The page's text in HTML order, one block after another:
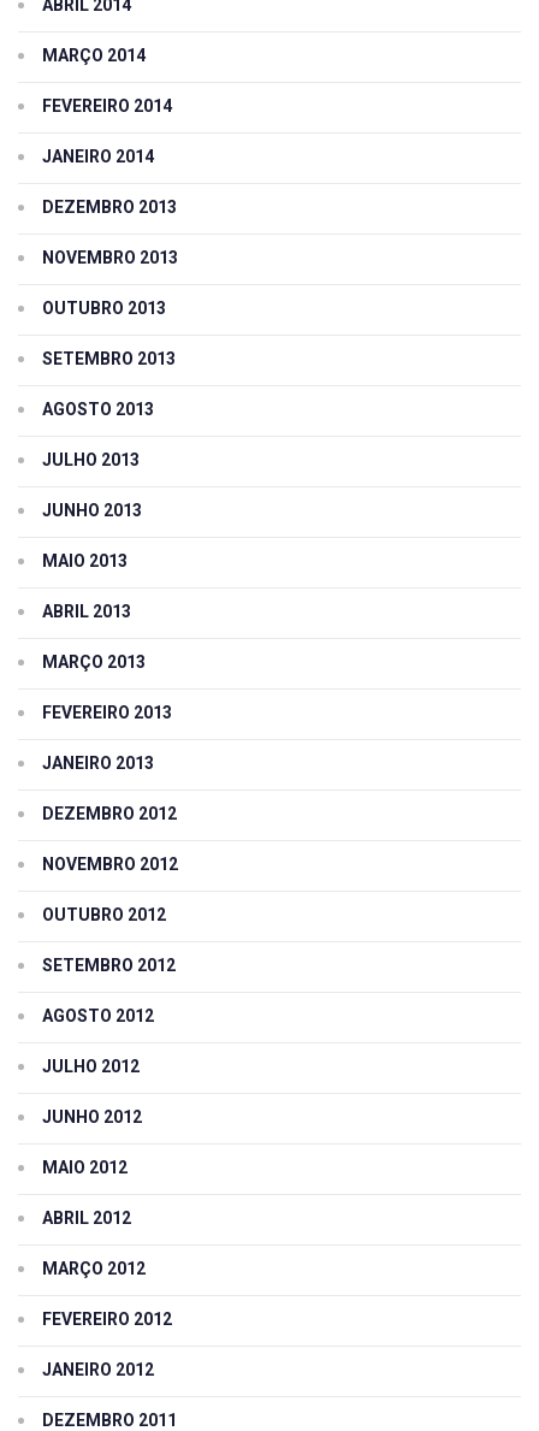
ABRIL 2014
MARÇO 2014
FEVEREIRO 2014
JANEIRO 2014
DEZEMBRO 2013
NOVEMBRO 2013
OUTUBRO 2013
SETEMBRO 2013
AGOSTO 2013
JULHO 2013
JUNHO 2013
MAIO 2013
ABRIL 2013
MARÇO 2013
FEVEREIRO 2013
JANEIRO 2013
DEZEMBRO 2012
NOVEMBRO 2012
OUTUBRO 2012
SETEMBRO 2012
AGOSTO 2012
JULHO 2012
JUNHO 2012
MAIO 2012
ABRIL 2012
MARÇO 2012
FEVEREIRO 2012
JANEIRO 2012
DEZEMBRO 2011